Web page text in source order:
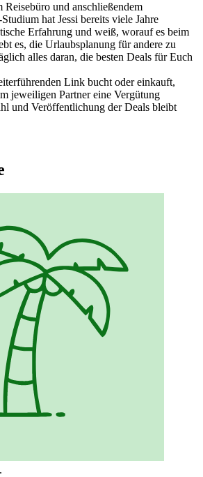
und anschließendem
hat Jessi bereits viele Jahre
Erfahrung und weiß, worauf es beim
es, die Urlaubsplanung für andere zu
alles daran, die besten Deals für Euch
Link bucht oder einkauft,
jeweiligen Partner eine Vergütung
und Veröffentlichung der Deals bleibt